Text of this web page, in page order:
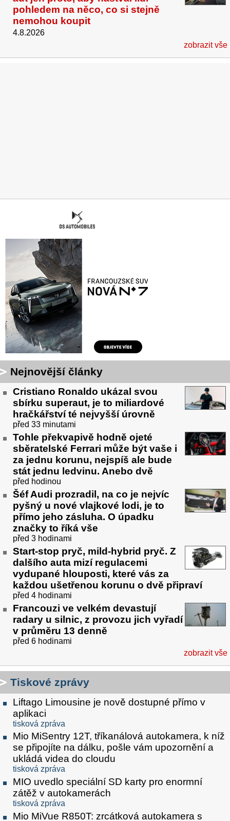
pohledem na něco, co si stejně
nemohou koupit
4.8.2026
zobrazit vše
Nejnovější články
Cristiano Ronaldo ukázal svou
sbírku superaut, je to miliardové
hračkářství té nejvyšší úrovně
před 33 minutami
Tohle překvapivě hodně ojeté
sběratelské Ferrari může být vaše i
za jednu korunu, nejspíš ale bude
stát jednu ledvinu. Anebo dvě
před hodinou
Šéf Audi prozradil, na co je nejvíc
pyšný u nové vlajkové lodi, je to
přímo jeho zásluha. O úpadku
značky to říká vše
před 3 hodinami
Start-stop pryč, mild-hybrid pryč. Z
dalšího auta mizí regulacemi
vydupané hlouposti, které vás za
každou ušetřenou korunu o dvě připraví
před 4 hodinami
Francouzi ve velkém devastují
radary u silnic, z provozu jich vyřadí
v průměru 13 denně
před 6 hodinami
zobrazit vše
Tiskové zprávy
Liftago Limousine je nově dostupné přímo v
aplikaci
tisková zpráva
Mio MiSentry 12T, tříkanálová autokamera, k níž
se připojíte na dálku, pošle vám upozornění a
ukládá videa do cloudu
tisková zpráva
MIO uvedlo speciální SD karty pro enormní
zátěž v autokamerách
tisková zpráva
Mio MiVue R850T: zrcátková autokamera s